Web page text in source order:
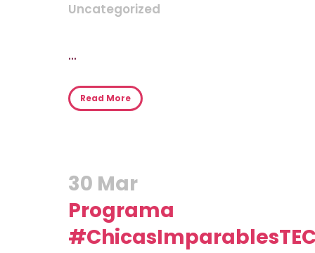
Uncategorized
...
Read More
30 Mar
Programa